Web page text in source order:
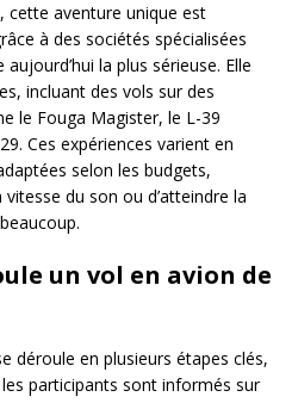
cette aventure unique est
à des sociétés spécialisées
aujourd’hui la plus sérieuse. Elle
incluant des vols sur des
le Fouga Magister, le L-39
Ces expériences varient en
selon les budgets,
du son ou d’atteindre la
un vol en avion de
déroule en plusieurs étapes clés,
participants sont informés sur